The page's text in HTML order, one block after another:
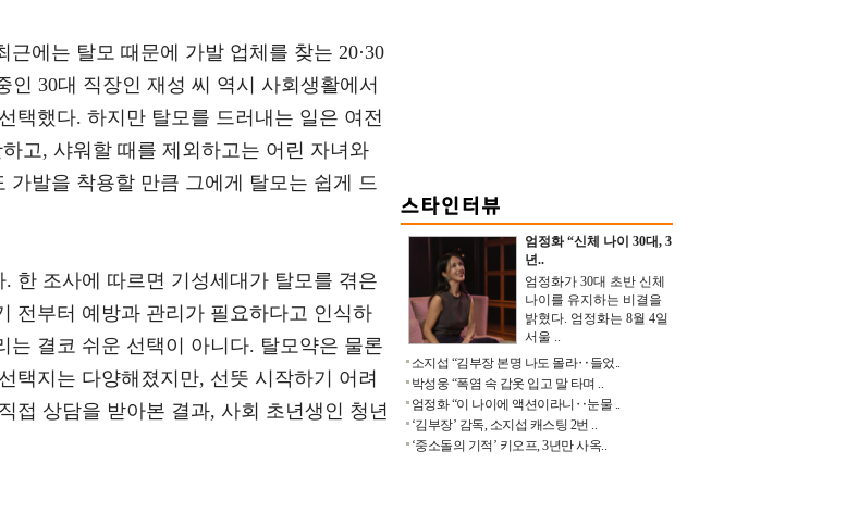
에는 탈모 때문에 가발 업체를 찾는 20·30
30대 직장인 재성 씨 역시 사회생활에서
택했다. 하지만 탈모를 드러내는 일은 여전
고, 샤워할 때를 제외하고는 어린 자녀와
발을 착용할 만큼 그에게 탈모는 쉽게 드
한 조사에 따르면 기성세대가 탈모를 겪은
전부터 예방과 관리가 필요하다고 인식하
결코 쉬운 선택이 아니다. 탈모약은 물론
택지는 다양해졌지만, 선뜻 시작하기 어려
접 상담을 받아본 결과, 사회 초년생인 청년
엄정화 “신체 나이 30대, 3
년..
엄정화가 30대 초반 신체
나이를 유지하는 비결을
밝혔다. 엄정화는 8월 4일
서울 ..
소지섭 “김부장 본명 나도 몰라‥들었..
박성웅 “폭염 속 갑옷 입고 말 타며 ..
엄정화 “이 나이에 액션이라니‥눈물 ..
‘김부장’ 감독, 소지섭 캐스팅 2번 ..
‘중소돌의 기적’ 키오프, 3년만 사옥..